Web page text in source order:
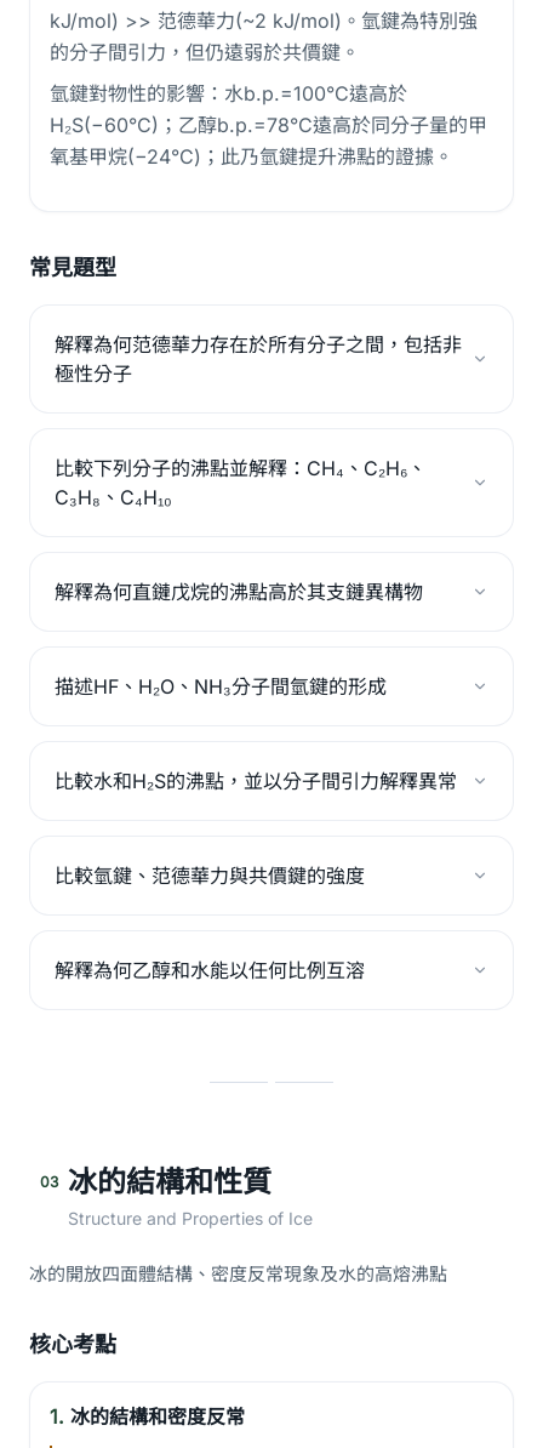
kJ/mol) >> 范德華力(~2 kJ/mol)。氫鍵為特別強
的分子間引力，但仍遠弱於共價鍵。
氫鍵對物性的影響：水b.p.=100°C遠高於
H₂S(−60°C)；乙醇b.p.=78°C遠高於同分子量的甲
氧基甲烷(−24°C)；此乃氫鍵提升沸點的證據。
常見題型
解釋為何范德華力存在於所有分子之間，包括非
極性分子
比較下列分子的沸點並解釋：CH₄、C₂H₆、
C₃H₈、C₄H₁₀
解釋為何直鏈戊烷的沸點高於其支鏈異構物
描述HF、H₂O、NH₃分子間氫鍵的形成
比較水和H₂S的沸點，並以分子間引力解釋異常
比較氫鍵、范德華力與共價鍵的強度
解釋為何乙醇和水能以任何比例互溶
03 冰的結構和性質
Structure and Properties of Ice
冰的開放四面體結構、密度反常現象及水的高熔沸點
核心考點
1. 冰的結構和密度反常